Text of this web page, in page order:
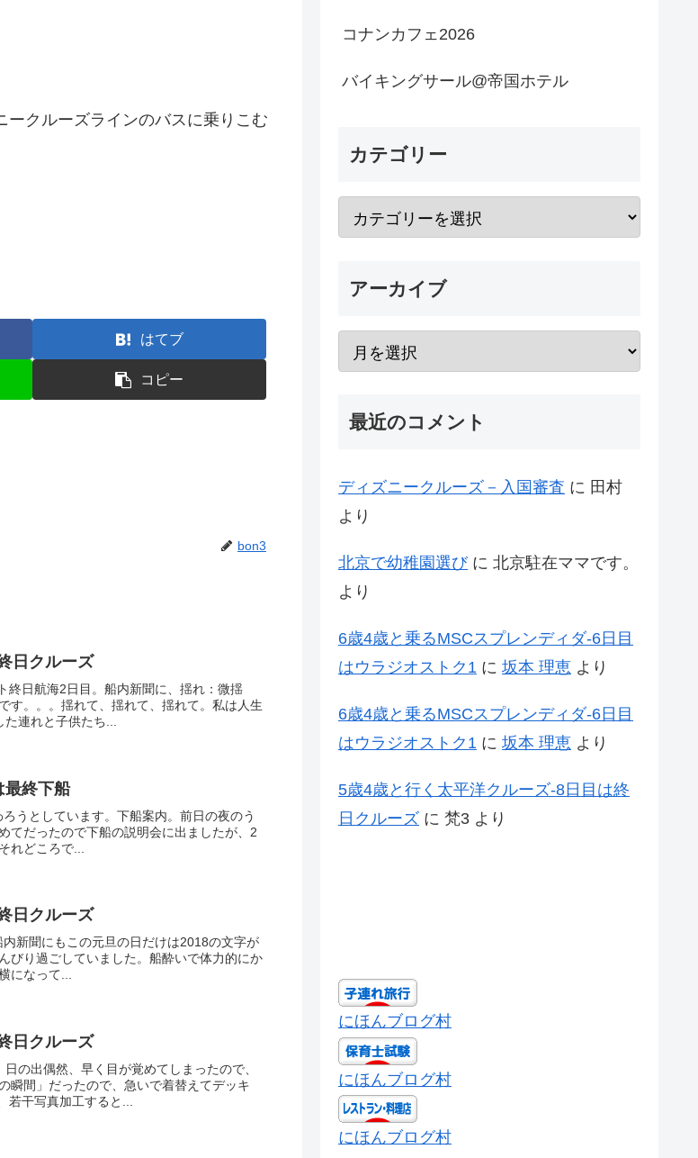
クルーズラインのバスに乗りこむ
はてブ
コピー
bon3
日クルーズ
終日航海2日目。船内新聞に、揺れ：微揺
す。。。揺れて、揺れて、揺れて。私は人生
た連れと子供たち...
最終下船
うとしています。下船案内。前日の夜のう
てだったので下船の説明会に出ましたが、2
れどころで...
日クルーズ
新聞にもこの元旦の日だけは2018の文字が
びり過ごしていました。船酔いで体力的にか
になって...
日クルーズ
の出偶然、早く目が覚めてしまったので、
瞬間」だったので、急いで着替えてデッキ
干写真加工すると...
コナンカフェ2026
バイキングサール@帝国ホテル
カテゴリー
アーカイブ
最近のコメント
ディズニークルーズ－入国審査 に 田村
より
北京で幼稚園選びに 北京駐在ママです。
より
6歳4歳と乗るMSCスプレンディダ-6日目
はウラジオストク1 に 坂本 理恵 より
6歳4歳と乗るMSCスプレンディダ-6日目
はウラジオストク1 に 坂本 理恵 より
5歳4歳と行く太平洋クルーズ-8日目は終
日クルーズ に 梵3 より
にほんブログ村
にほんブログ村
にほんブログ村